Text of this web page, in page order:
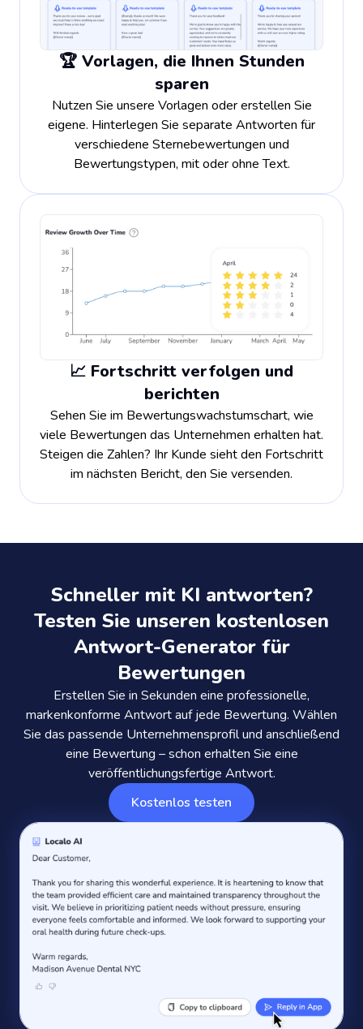
🏆 Vorlagen, die Ihnen Stunden
sparen
Nutzen Sie unsere Vorlagen oder erstellen Sie
eigene. Hinterlegen Sie separate Antworten für
verschiedene Sternebewertungen und
Bewertungstypen, mit oder ohne Text.
📈 Fortschritt verfolgen und
berichten
Sehen Sie im Bewertungswachstumschart, wie
viele Bewertungen das Unternehmen erhalten hat.
Steigen die Zahlen? Ihr Kunde sieht den Fortschritt
im nächsten Bericht, den Sie versenden.
Schneller mit KI antworten?
Testen Sie unseren kostenlosen
Antwort-Generator für
Bewertungen
Erstellen Sie in Sekunden eine professionelle,
markenkonforme Antwort auf jede Bewertung. Wählen
Sie das passende Unternehmensprofil und anschließend
eine Bewertung – schon erhalten Sie eine
veröffentlichungsfertige Antwort.
Kostenlos testen